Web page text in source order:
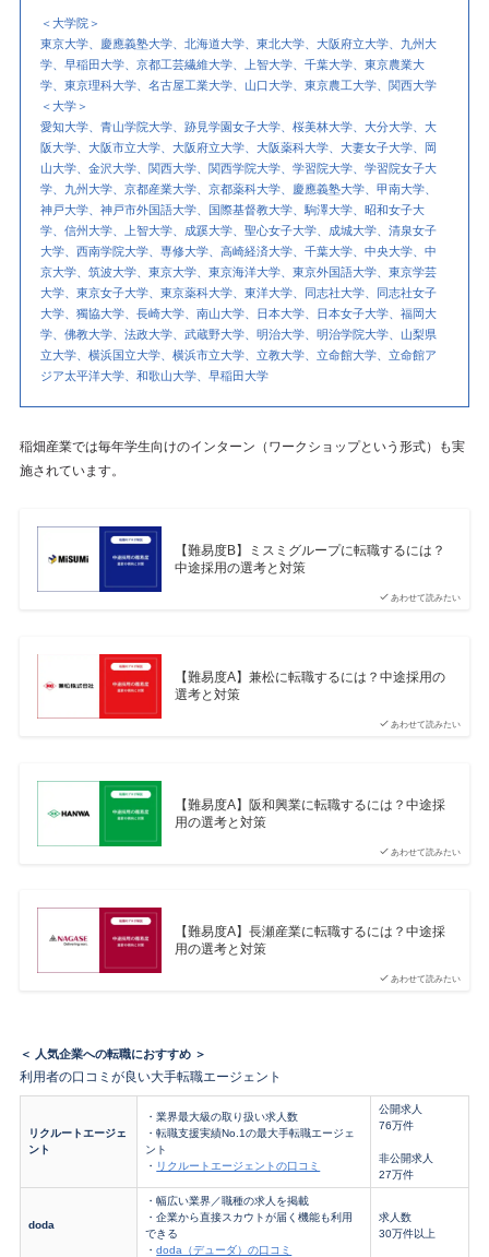
＜大学院＞
東京大学、慶應義塾大学、北海道大学、東北大学、大阪府立大学、九州大
学、早稲田大学、京都工芸繊維大学、上智大学、千葉大学、東京農業大
学、東京理科大学、名古屋工業大学、山口大学、東京農工大学、関西大学
＜大学＞
愛知大学、青山学院大学、跡見学園女子大学、桜美林大学、大分大学、大
阪大学、大阪市立大学、大阪府立大学、大阪薬科大学、大妻女子大学、岡
山大学、金沢大学、関西大学、関西学院大学、学習院大学、学習院女子大
学、九州大学、京都産業大学、京都薬科大学、慶應義塾大学、甲南大学、
神戸大学、神戸市外国語大学、国際基督教大学、駒澤大学、昭和女子大
学、信州大学、上智大学、成蹊大学、聖心女子大学、成城大学、清泉女子
大学、西南学院大学、専修大学、高崎経済大学、千葉大学、中央大学、中
京大学、筑波大学、東京大学、東京海洋大学、東京外国語大学、東京学芸
大学、東京女子大学、東京薬科大学、東洋大学、同志社大学、同志社女子
大学、獨協大学、長崎大学、南山大学、日本大学、日本女子大学、福岡大
学、佛教大学、法政大学、武蔵野大学、明治大学、明治学院大学、山梨県
立大学、横浜国立大学、横浜市立大学、立教大学、立命館大学、立命館ア
ジア太平洋大学、和歌山大学、早稲田大学
稲畑産業では毎年学生向けのインターン（ワークショップという形式）も実
施されています。
あわせて読みたい
【難易度B】ミスミグループに転職するには？
中途採用の選考と対策
あわせて読みたい
【難易度A】兼松に転職するには？中途採用の
選考と対策
あわせて読みたい
【難易度A】阪和興業に転職するには？中途採
用の選考と対策
あわせて読みたい
【難易度A】長瀬産業に転職するには？中途採
用の選考と対策
＜ 人気企業への転職におすすめ ＞
利用者の口コミが良い大手転職エージェント
リクルートエージェ
ント
・業界最大級の取り扱い求人数
・転職支援実績No.1の最大手転職エージェ
ント
・ リクルートエージェントの口コミ
公開求人
76万件
非公開求人
27万件
doda
・幅広い業界／職種の求人を掲載
・企業から直接スカウトが届く機能も利用
できる
・doda（デューダ）の口コミ
求人数
30万件以上